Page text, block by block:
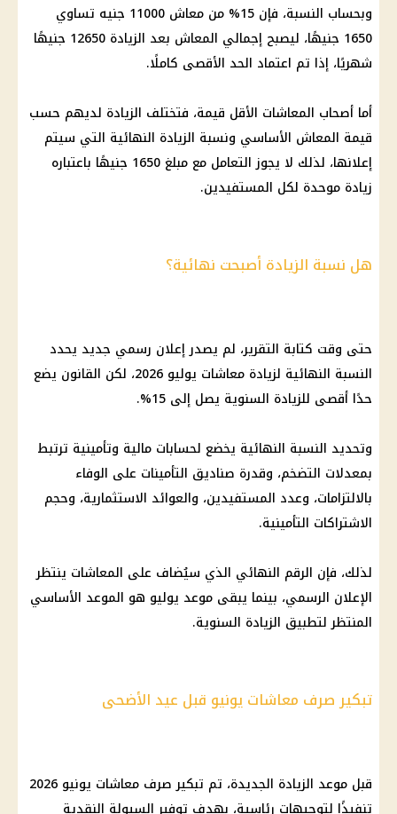
وبحساب النسبة، فإن 15% من معاش 11000 جنيه تساوي
1650 جنيهًا، ليصبح إجمالي المعاش بعد الزيادة 12650 جنيهًا
شهريًا، إذا تم اعتماد الحد الأقصى كاملًا.
أما أصحاب المعاشات الأقل قيمة، فتختلف الزيادة لديهم حسب
قيمة المعاش الأساسي ونسبة الزيادة النهائية التي سيتم
إعلانها، لذلك لا يجوز التعامل مع مبلغ 1650 جنيهًا باعتباره
زيادة موحدة لكل المستفيدين.
هل نسبة الزيادة أصبحت نهائية؟
حتى وقت كتابة التقرير، لم يصدر إعلان رسمي جديد يحدد
النسبة النهائية لزيادة معاشات يوليو 2026، لكن القانون يضع
حدًا أقصى للزيادة السنوية يصل إلى 15%.
وتحديد النسبة النهائية يخضع لحسابات مالية وتأمينية ترتبط
بمعدلات التضخم، وقدرة صناديق التأمينات على الوفاء
بالالتزامات، وعدد المستفيدين، والعوائد الاستثمارية، وحجم
الاشتراكات التأمينية.
لذلك، فإن الرقم النهائي الذي سيُضاف على المعاشات ينتظر
الإعلان الرسمي، بينما يبقى موعد يوليو هو الموعد الأساسي
المنتظر لتطبيق الزيادة السنوية.
تبكير صرف معاشات يونيو قبل عيد الأضحى
قبل موعد الزيادة الجديدة، تم تبكير صرف معاشات يونيو 2026
تنفيذًا لتوجيهات رئاسية، بهدف توفير السيولة النقدية